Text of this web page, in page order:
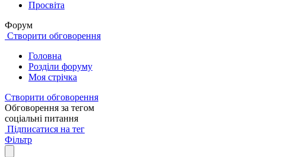
Просвіта
Форум
Створити обговорення
Головна
Розділи форуму
Моя стрічка
Створити обговорення
Обговорення за тегом
соціальні питання
Підписатися на тег
Фільтр